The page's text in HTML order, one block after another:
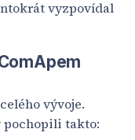
vyzpovídal
vývoje.
pochopili takto: